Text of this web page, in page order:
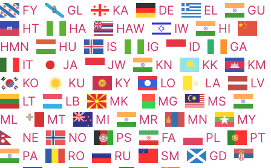
FY
GL KA DE EL
GU
HT
HA HAW IW
HI
HMN
HU IS IG ID
GA
IT
JA JW KN KK
KM
KO
KU KY LO LA
LV
LT
LB MK MG
MS
ML
MT MI MR MN
MY
NE
NO PS FA PL
PT
PA
RO RU SM
GD